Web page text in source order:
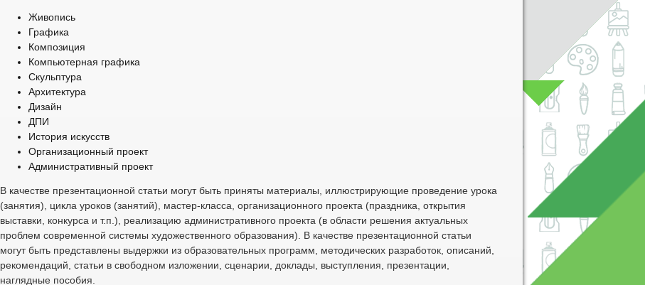
Живопись
Графика
Композиция
Компьютерная графика
Скульптура
Архитектура
Дизайн
ДПИ
История искусств
Организационный проект
Административный проект
В качестве презентационной статьи могут быть приняты материалы, иллюстрирующие проведение урока
(занятия), цикла уроков (занятий), мастер-класса, организационного проекта (праздника, открытия
выставки, конкурса и т.п.), реализацию административного проекта (в области решения актуальных
проблем современной системы художественного образования). В качестве презентационной статьи
могут быть представлены выдержки из образовательных программ, методических разработок, описаний,
рекомендаций, статьи в свободном изложении, сценарии, доклады, выступления, презентации,
наглядные пособия.